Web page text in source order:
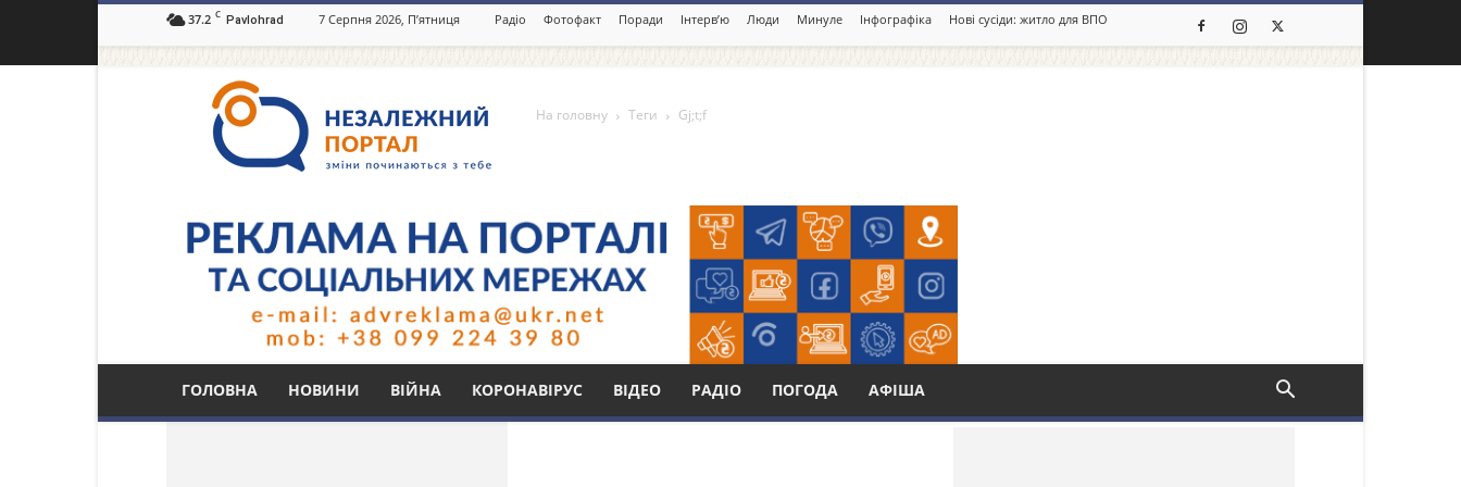
37.2 C Pavlohrad 7 Серпня 2026, П’ятниця Радіо Фотофакт Поради Інтерв’ю Люди Минуле Інфографіка Нові сусіди: житло для ВПО
портал
Павлоград.dp.ua
ГОЛОВНА НОВИНИ ВІЙНА КОРОНАВІРУС ВІДЕО РАДІО ПОГОДА АФІША
На головну Теги Gj;t;f
Тег: gj;t;f